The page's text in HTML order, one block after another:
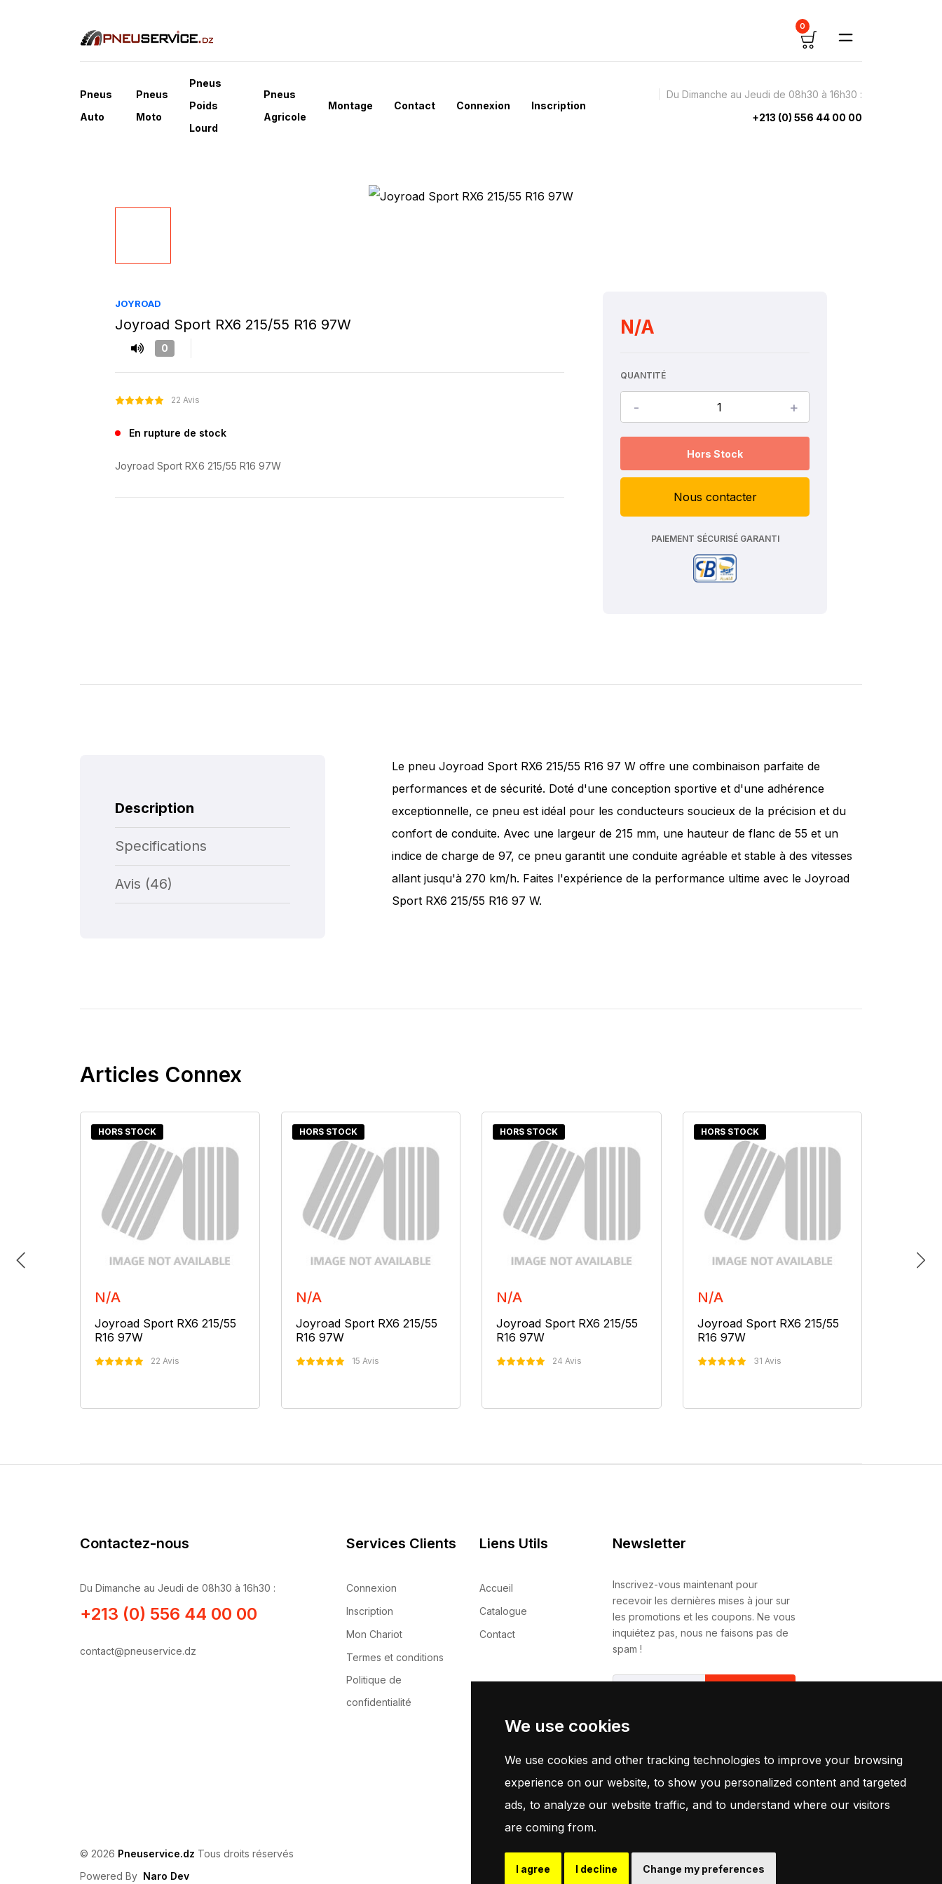
We use cookies
We use cookies and other tracking technologies to improve your browsing
experience on our website, to show you personalized content and targeted
ads, to analyze our website traffic, and to understand where our visitors
are coming from.
I agree I decline Change my preferences
0
Pneus
Auto
Pneus
Moto
Pneus
Poids
Lourd
Pneus
Agricole
Montage Contact Connexion Inscription
Du Dimanche au Jeudi de 08h30 à 16h30 :
+213 (0) 556 44 00 00
JOYROAD
Joyroad Sport RX6 215/55 R16 97W
0
22 Avis
En rupture de stock
Joyroad Sport RX6 215/55 R16 97W
N/A
QUANTITÉ
- +
Hors Stock
Nous contacter
PAIEMENT SÉCURISÉ GARANTI
Description
Specifications
Avis (46)
Le pneu Joyroad Sport RX6 215/55 R16 97 W offre une combinaison parfaite de
performances et de sécurité. Doté d'une conception sportive et d'une adhérence
exceptionnelle, ce pneu est idéal pour les conducteurs soucieux de la précision et du
confort de conduite. Avec une largeur de 215 mm, une hauteur de flanc de 55 et un
indice de charge de 97, ce pneu garantit une conduite agréable et stable à des vitesses
allant jusqu'à 270 km/h. Faites l'expérience de la performance ultime avec le Joyroad
Sport RX6 215/55 R16 97 W.
Articles Connex
HORS STOCK
N/A
Joyroad Sport RX6 215/55
R16 97W
22 Avis
HORS STOCK
N/A
Joyroad Sport RX6 215/55
R16 97W
15 Avis
HORS STOCK
N/A
Joyroad Sport RX6 215/55
R16 97W
24 Avis
HORS STOCK
N/A
Joyroad Sport RX6 215/55
R16 97W
31 Avis
Contactez-nous
Du Dimanche au Jeudi de 08h30 à 16h30 :
+213 (0) 556 44 00 00
contact@pneuservice.dz
Services Clients
Connexion
Inscription
Mon Chariot
Termes et conditions
Politique de
confidentialité
Liens Utils
Accueil
Catalogue
Contact
Newsletter
Inscrivez-vous maintenant pour
recevoir les dernières mises à jour sur
les promotions et les coupons. Ne vous
inquiétez pas, nous ne faisons pas de
spam !
En vous abonnant, vous acceptez
notre
Politique
© 2026 Pneuservice.dz Tous droits réservés
Powered By Naro Dev
Retrouvez Nous